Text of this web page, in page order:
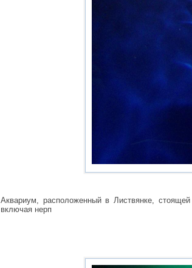
Аквариум, расположенный в Листвянке,
включая нерп